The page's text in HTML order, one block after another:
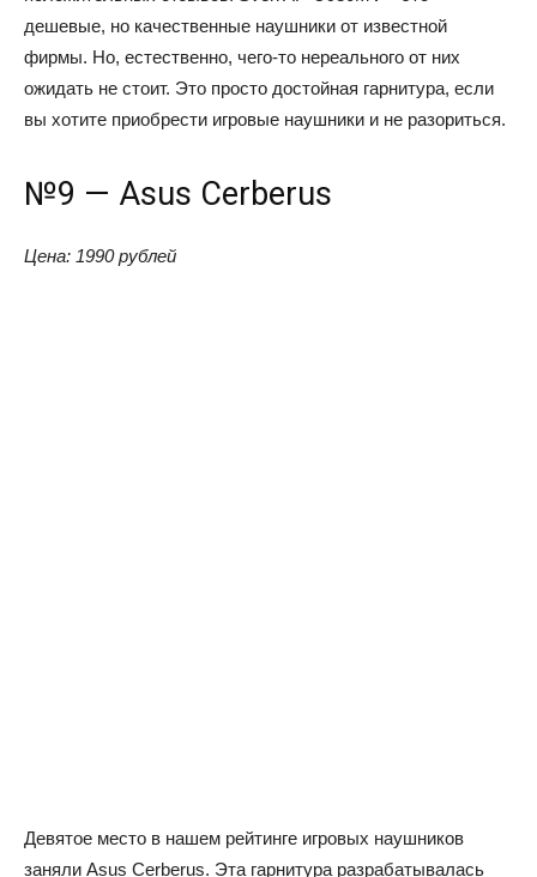
дешевые, но качественные наушники от известной
фирмы. Но, естественно, чего-то нереального от них
ожидать не стоит. Это просто достойная гарнитура, если
вы хотите приобрести игровые наушники и не разориться.
№9 — Asus Cerberus
Цена: 1990 рублей
Девятое место в нашем рейтинге игровых наушников
заняли Asus Cerberus. Эта гарнитура разрабатывалась